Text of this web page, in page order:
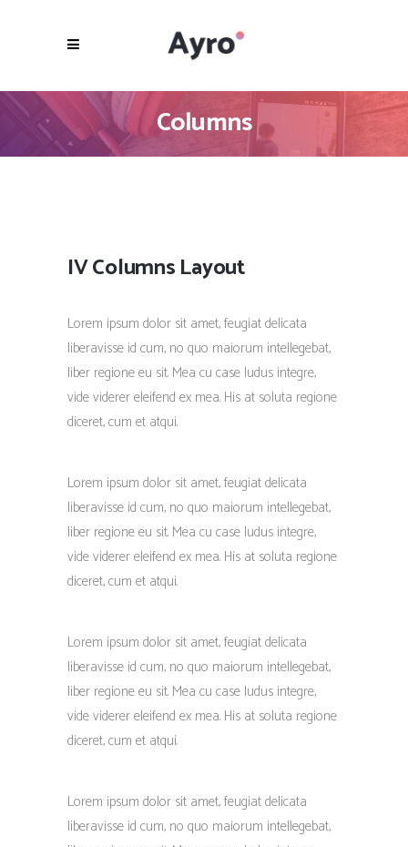
Columns
IV Columns Layout
Lorem ipsum dolor sit amet, feugiat delicata
liberavisse id cum, no quo maiorum intellegebat,
liber regione eu sit. Mea cu case ludus integre,
vide viderer eleifend ex mea. His at soluta regione
diceret, cum et atqui.
Lorem ipsum dolor sit amet, feugiat delicata
liberavisse id cum, no quo maiorum intellegebat,
liber regione eu sit. Mea cu case ludus integre,
vide viderer eleifend ex mea. His at soluta regione
diceret, cum et atqui.
Lorem ipsum dolor sit amet, feugiat delicata
liberavisse id cum, no quo maiorum intellegebat,
liber regione eu sit. Mea cu case ludus integre,
vide viderer eleifend ex mea. His at soluta regione
diceret, cum et atqui.
Lorem ipsum dolor sit amet, feugiat delicata
liberavisse id cum, no quo maiorum intellegebat,